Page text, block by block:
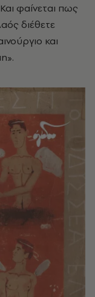
φαίνεται πως
διέθετε
και